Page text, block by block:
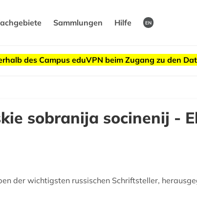
Sammlungen Hilfe EN
des Campus eduVPN beim Zugang zu den
sobranija socinenij -
der wichtigsten russischen Schriftsteller,